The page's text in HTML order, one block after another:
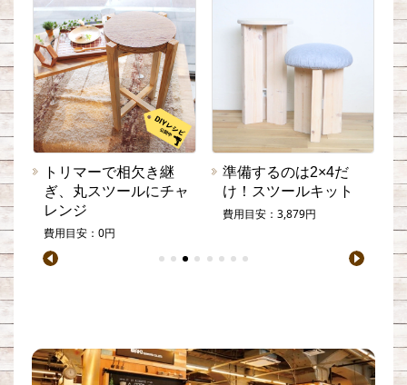
トリマーで相欠き継
ぎ、丸スツールにチャ
レンジ
費用目安：0円
準備するのは2×4だ
け！スツールキット
費用目安：3,879円